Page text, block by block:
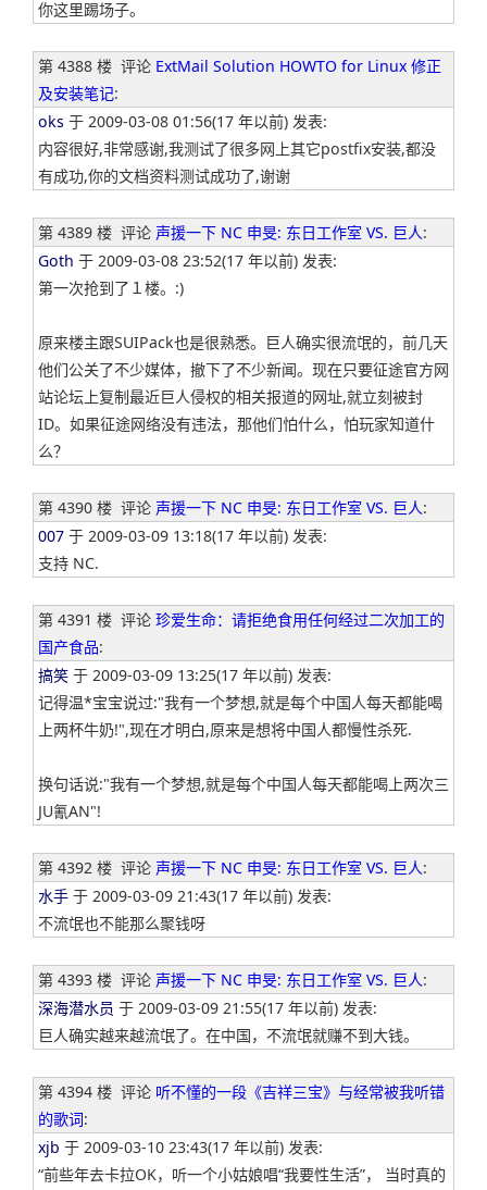
你这里踢场子。
第 4388 楼 评论 ExtMail Solution HOWTO for Linux 修正
及安装笔记:
oks 于 2009-03-08 01:56(17 年以前) 发表:
内容很好,非常感谢,我测试了很多网上其它postfix安装,都没
有成功,你的文档资料测试成功了,谢谢
第 4389 楼 评论 声援一下 NC 申旻: 东日工作室 VS. 巨人:
Goth 于 2009-03-08 23:52(17 年以前) 发表:
第一次抢到了１楼。:)
原来楼主跟SUIPack也是很熟悉。巨人确实很流氓的，前几天
他们公关了不少媒体，撤下了不少新闻。现在只要征途官方网
站论坛上复制最近巨人侵权的相关报道的网址,就立刻被封
ID。如果征途网络没有违法，那他们怕什么，怕玩家知道什
么？
第 4390 楼 评论 声援一下 NC 申旻: 东日工作室 VS. 巨人:
007 于 2009-03-09 13:18(17 年以前) 发表:
支持 NC.
第 4391 楼 评论 珍爱生命：请拒绝食用任何经过二次加工的
国产食品:
搞笑 于 2009-03-09 13:25(17 年以前) 发表:
记得温*宝宝说过:"我有一个梦想,就是每个中国人每天都能喝
上两杯牛奶!",现在才明白,原来是想将中国人都慢性杀死.
换句话说:"我有一个梦想,就是每个中国人每天都能喝上两次三
JU氰AN"!
第 4392 楼 评论 声援一下 NC 申旻: 东日工作室 VS. 巨人:
水手 于 2009-03-09 21:43(17 年以前) 发表:
不流氓也不能那么聚钱呀
第 4393 楼 评论 声援一下 NC 申旻: 东日工作室 VS. 巨人:
深海潜水员 于 2009-03-09 21:55(17 年以前) 发表:
巨人确实越来越流氓了。在中国，不流氓就赚不到大钱。
第 4394 楼 评论 听不懂的一段《吉祥三宝》与经常被我听错
的歌词:
xjb 于 2009-03-10 23:43(17 年以前) 发表:
“前些年去卡拉OK，听一个小姑娘唱“我要性生活”， 当时真的